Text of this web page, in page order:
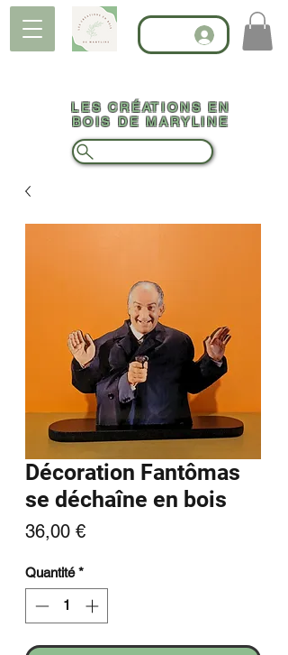
LES CRÉATIONS EN
BOIS DE MARYLINE
Décoration Fantômas
se déchaîne en bois
36,00 €Prix
Quantité *